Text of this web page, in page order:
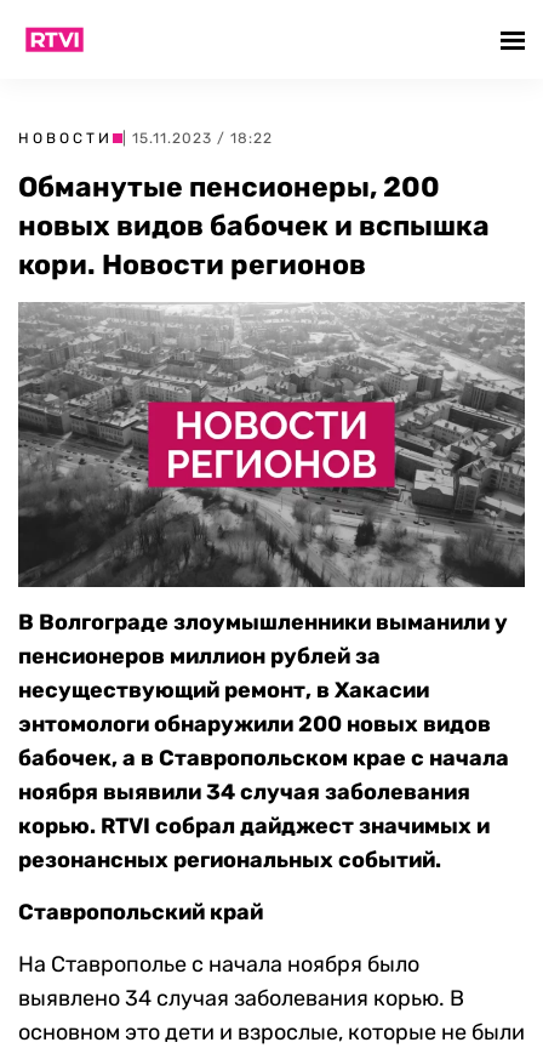
НОВОСТИ | 15.11.2023 / 18:22
Обманутые пенсионеры, 200
новых видов бабочек и вспышка
кори. Новости регионов
В Волгограде злоумышленники выманили у
пенсионеров миллион рублей за
несуществующий ремонт, в Хакасии
энтомологи обнаружили 200 новых видов
бабочек, а в Ставропольском крае с начала
ноября выявили 34 случая заболевания
корью. RTVI собрал дайджест значимых и
резонансных региональных событий.
Ставропольский край
На Ставрополье с начала ноября было
выявлено 34 случая заболевания корью. В
основном это дети и взрослые, которые не были